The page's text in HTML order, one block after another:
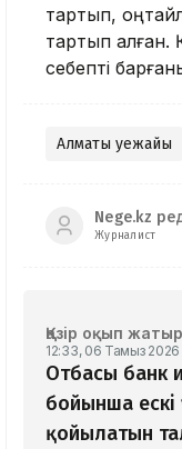
тартып,
тартып алған.
себепті
Алматы әуежайы
Nege.kz
Журналист
Қазір оқып жатыр
12:33, 06 Тамыз 2026
Отбасы банк
бойынша ескі
қойылатын